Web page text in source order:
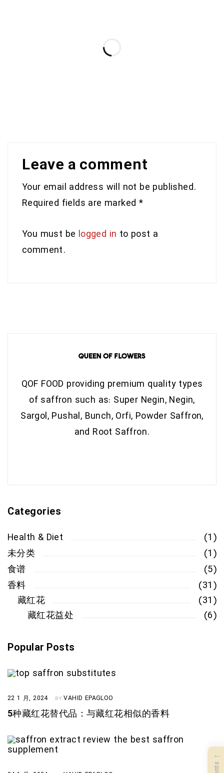
Leave a comment
Your email address will not be published.
Required fields are marked *
You must be logged in to post a
comment.
QOF FOOD providing premium quality types
of saffron such as: Super Negin, Negin,
Sargol, Pushal, Bunch, Orfi, Powder Saffron,
and Root Saffron.
Categories
Health & Diet
(1)
未分类
(1)
食谱
(5)
香料
(31)
藏红花
(31)
藏红花益处
(6)
Popular Posts
22 1 月, 2024 BY VAHID EPAGLOO
5种藏红花替代品：与藏红花相似的香料
←